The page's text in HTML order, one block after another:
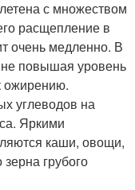
с множеством
расщепление в
очень медленно. В
не повышая уровень
ожирению.
углеводов на
Яркими
каши, овощи,
грубого